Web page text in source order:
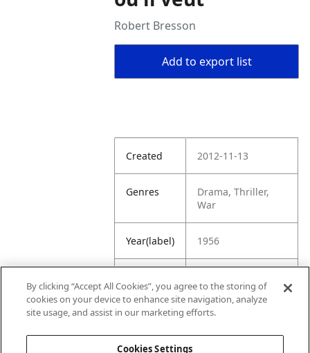
Robert Bresson
Add to export list
Created 2012-11-13
Genres
Drama, Thriller,
War
Year(label) 1956
Rating
com/title/tt004990
By clicking “Accept All Cookies”, you agree to the storing of
cookies on your device to enhance site navigation, analyze
site usage, and assist in our marketing efforts.
Cookies Settings